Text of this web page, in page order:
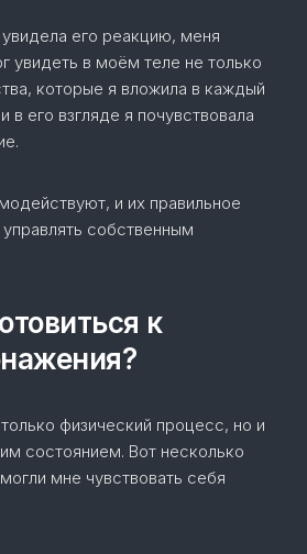
увидела его реакцию, меня
увидеть в моём теле не только
которые я вложила в каждый
в его взгляде я почувствовала
и их правильное
собственным
к
физический процесс, но и
состоянием. Вот несколько
мне чувствовать себя